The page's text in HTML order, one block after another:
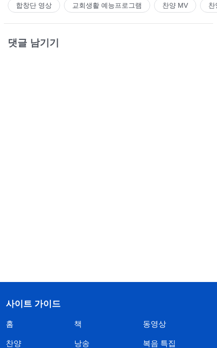
합창단 영상 교회생활 예능프로그램 찬양 MV 찬
댓글 남기기
사이트 가이드
홈 책 동영상
찬양 낭송 복음 특집